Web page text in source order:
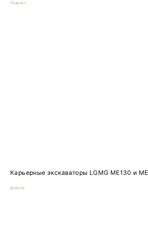
Подкаст
Карьерные экскаваторы LGMG ME130 и
Добыча